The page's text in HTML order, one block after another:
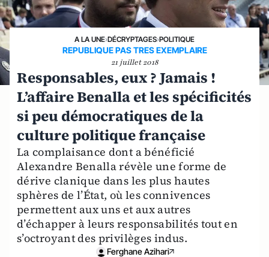
A LA UNE›DÉCRYPTAGES›POLITIQUE
REPUBLIQUE PAS TRES EXEMPLAIRE
21 juillet 2018
Responsables, eux ? Jamais !
L’affaire Benalla et les spécificités
si peu démocratiques de la
culture politique française
La complaisance dont a bénéficié
Alexandre Benalla révèle une forme de
dérive clanique dans les plus hautes
sphères de l’État, où les connivences
permettent aux uns et aux autres
d’échapper à leurs responsabilités tout en
s’octroyant des privilèges indus.
Ferghane Azihari